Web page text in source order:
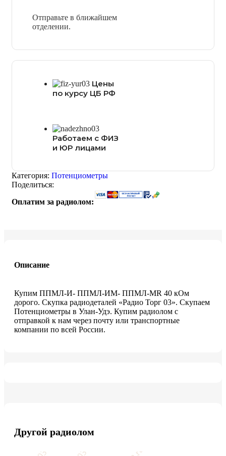
Отправьте в ближайшем
отделении.
Цены
по курсу ЦБ РФ
Работаем с ФИЗ
и ЮР лицами
Категория: Потенциометры
Поделиться:
Оплатим за радиолом:
Описание
Купим ППМЛ-И- ППМЛ-ИМ- ППМЛ-МR 40 кОм
дорого. Скупка радиодеталей «Радио Торг 03». Скупаем
Потенциометры в Улан-Удэ. Купим радиолом с
отправкой к нам через почту или транспортные
компании по всей России.
Другой радиолом